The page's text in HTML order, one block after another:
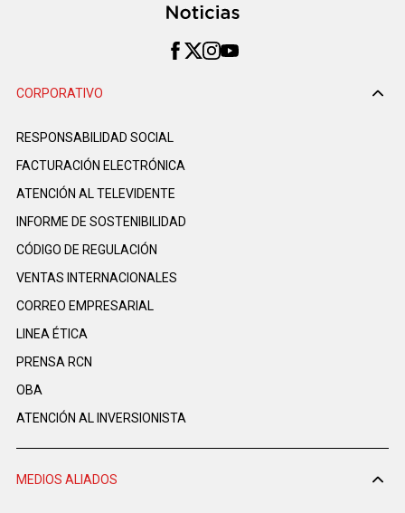
CORPORATIVO
RESPONSABILIDAD SOCIAL
FACTURACIÓN ELECTRÓNICA
ATENCIÓN AL TELEVIDENTE
INFORME DE SOSTENIBILIDAD
CÓDIGO DE REGULACIÓN
VENTAS INTERNACIONALES
CORREO EMPRESARIAL
LINEA ÉTICA
PRENSA RCN
OBA
ATENCIÓN AL INVERSIONISTA
MEDIOS ALIADOS